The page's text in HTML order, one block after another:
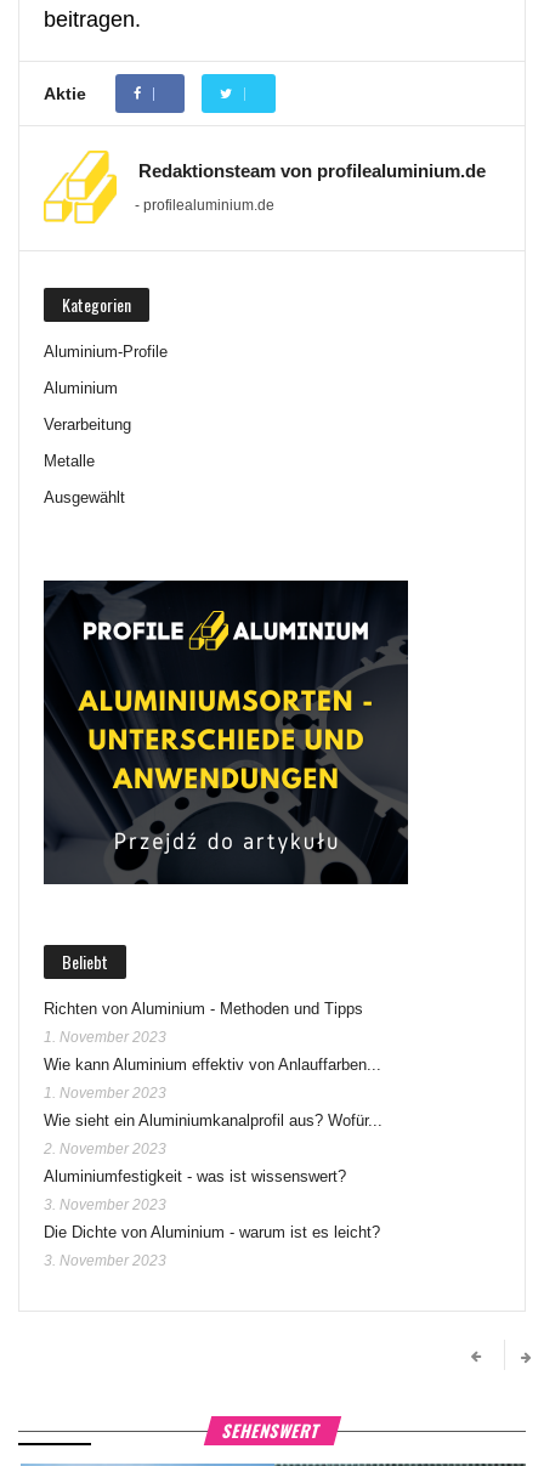
beitragen.
Aktie
Redaktionsteam von profilealuminium.de
- profilealuminium.de
Kategorien
Aluminium-Profile
Aluminium
Verarbeitung
Metalle
Ausgewählt
Beliebt
Richten von Aluminium - Methoden und Tipps
1. November 2023
Wie kann Aluminium effektiv von Anlauffarben...
1. November 2023
Wie sieht ein Aluminiumkanalprofil aus? Wofür...
2. November 2023
Aluminiumfestigkeit - was ist wissenswert?
3. November 2023
Die Dichte von Aluminium - warum ist es leicht?
3. November 2023
SEHENSWERT